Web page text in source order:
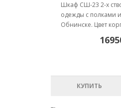
Шкаф СШ-23 2-х
одежды с полками
Обнинске. Цвет
КУПИТЬ